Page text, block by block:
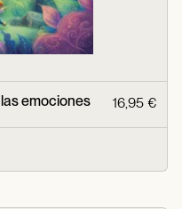
emociones 16,95 €